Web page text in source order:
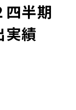
半期
実績